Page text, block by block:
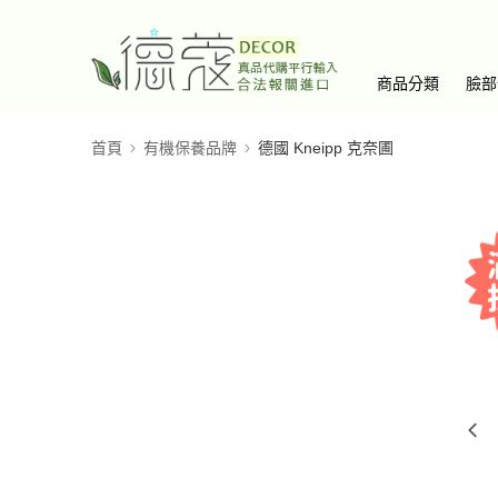
商品分類 臉
首頁 有機保養品牌 德國 Kneipp 克奈圃